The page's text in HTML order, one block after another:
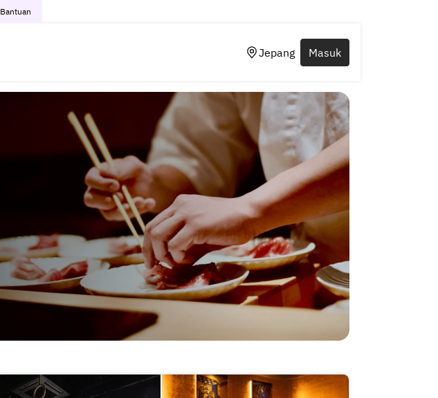
Bantuan
Jepang Masuk